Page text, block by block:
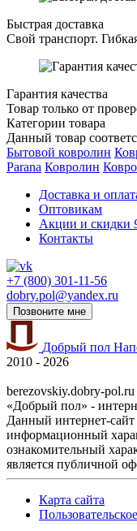
Быстрая доставка
Свой транспорт.
Гарантия качества
Товар только от
Категории товара
Данный товар
Бытовой ковролин
Parana Ковролин
Доставка и
Оптовикам
Акции и скидки
Контакты
+7 (800) 301-11-56
dobry.pol@yandex.ru
Позвоните мне
Добрый пол
2010 - 2026
berezovskiy.dobry-pol.ru
«Добрый пол» -
Данный интернет-
информационный
ознакомительный
является публичной
Карта сайта